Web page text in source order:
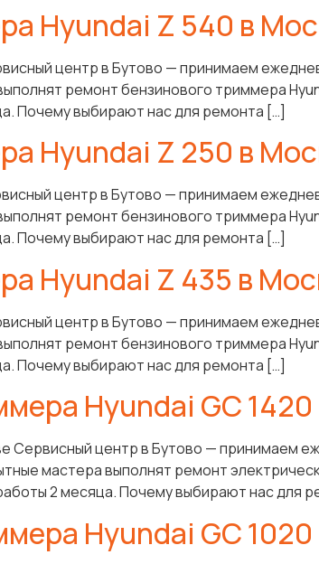
Hyundai Z 540 в
центр в Бутово — принимаем
ремонт бензинового триммера
Почему выбирают нас для ремонта […]
Hyundai Z 250 в
центр в Бутово — принимаем
ремонт бензинового триммера
Почему выбирают нас для ремонта […]
Hyundai Z 435 в
центр в Бутово — принимаем
ремонт бензинового триммера
Почему выбирают нас для ремонта […]
Hyundai GC
Сервисный центр в Бутово — принимаем
мастера выполнят ремонт
2 месяца. Почему выбирают нас для
Hyundai GC